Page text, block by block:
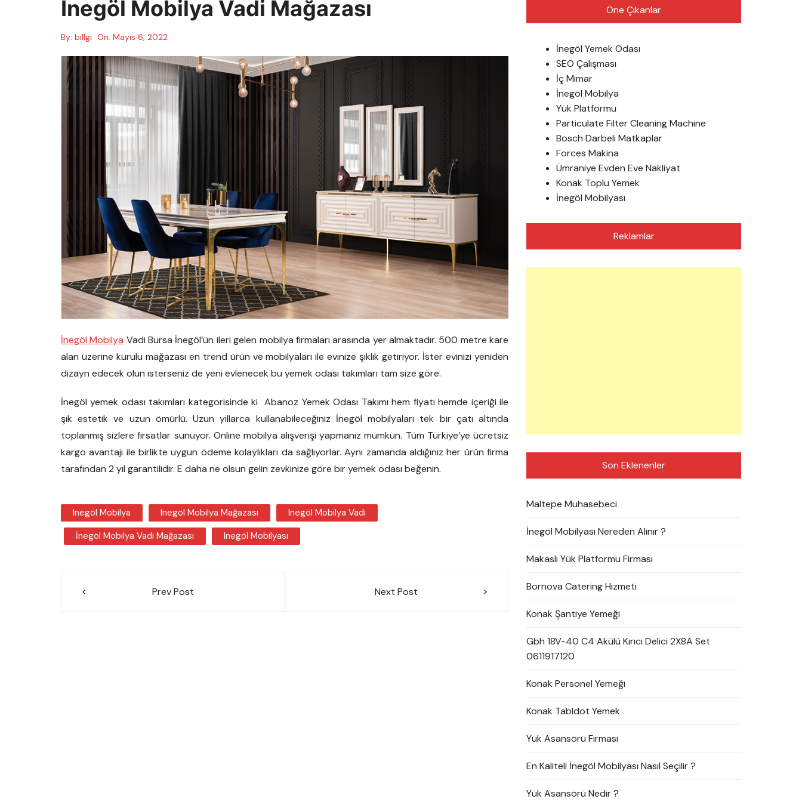
İnegöl Mobilya Vadi Mağazası
By: billgi On: Mayıs 6, 2022
İnegöl Mobilya Vadi Bursa İnegöl’ün ileri gelen mobilya firmaları arasında yer almaktadır. 500 metre kare
alan üzerine kurulu mağazası en trend ürün ve mobilyaları ile evinize şıklık getiriyor. İster evinizi yeniden
dizayn edecek olun isterseniz de yeni evlenecek bu yemek odası takımları tam size göre.
İnegöl yemek odası takımları kategorisinde ki Abanoz Yemek Odası Takımı hem fiyatı hemde içeriği ile
şık estetik ve uzun ömürlü. Uzun yıllarca kullanabileceğiniz İnegöl mobilyaları tek bir çatı altında
toplanmış sizlere fırsatlar sunuyor. Online mobilya alışverişi yapmanız mümkün. Tüm Türkiye’ye ücretsiz
kargo avantajı ile birlikte uygun ödeme kolaylıkları da sağlıyorlar. Aynı zamanda aldığınız her ürün firma
tarafından 2 yıl garantilidir. E daha ne olsun gelin zevkinize göre bir yemek odası beğenin.
Inegöl Mobilya Inegöl Mobilya Mağazası
Inegöl Mobilya Vadi
İnegöl Mobilya Vadi Mağazası
Inegöl Mobilyası
Prev Post Next Post
Öne Çıkanlar
İnegöl Yemek Odası
SEO Çalışması
İç Mimar
İnegöl Mobilya
Yük Platformu
Particulate Filter Cleaning Machine
Bosch Darbeli Matkaplar
Forces Makina
Ümraniye Evden Eve Nakliyat
Konak Toplu Yemek
İnegöl Mobilyası
Reklamlar
Son Eklenenler
Maltepe Muhasebeci
İnegöl Mobilyası Nereden Alınır ?
Makaslı Yük Platformu Firması
Bornova Catering Hizmeti
Konak Şantiye Yemeği
Gbh 18V-40 C4 Akülü Kırıcı Delici 2X8A Set
0611917120
Konak Personel Yemeği
Konak Tabldot Yemek
Yük Asansörü Firması
En Kaliteli İnegöl Mobilyası Nasıl Seçilir ?
Yük Asansörü Nedir ?